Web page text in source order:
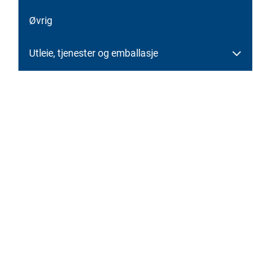
Øvrig
Utleie, tjenester og emballasje